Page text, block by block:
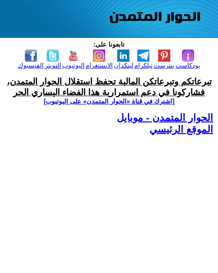
تابعونا على:
الفيسبوك التويتر اليوتيوب الانستغرام لينكدإن تيلكرامبنترست بودكاست
تبرعاتكم وتبرعاتكن المالية تحفظ استقلال الحوار المتمدن،
فشاركونا في دعم استمرارية هذا الفضاء اليساري الحر
[اشترك في قناة ‫«الحوار المتمدن» على اليوتيوب]
الحوار المتمدن - موبايل
الموقع الرئيسي